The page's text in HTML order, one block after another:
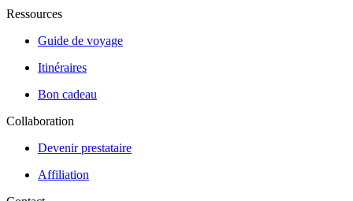
Ressources
Guide de voyage
Itinéraires
Bon cadeau
Collaboration
Devenir prestataire
Affiliation